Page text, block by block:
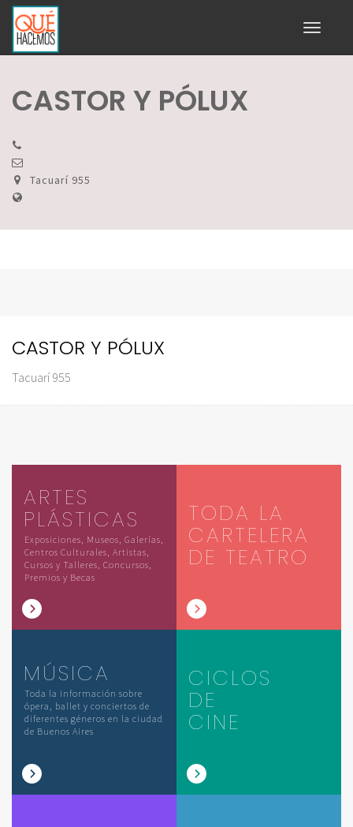
Toggle
CASTOR Y PÓLUX
Tacuarí 955
CASTOR Y PÓLUX
Tacuarí 955
ARTES
PLÁSTICAS
Exposiciones, Museos, Galerías,
Centros Culturales, Artistas,
Cursos y Talleres, Concursos,
Premios y Becas
TODA LA
CARTELERA
DE TEATRO
MÚSICA
Toda la información sobre
ópera, ballet y conciertos de
diferentes géneros en la ciudad
de Buenos Aires
CICLOS
DE
CINE